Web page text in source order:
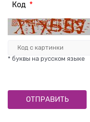
Код
* буквы на русском языке